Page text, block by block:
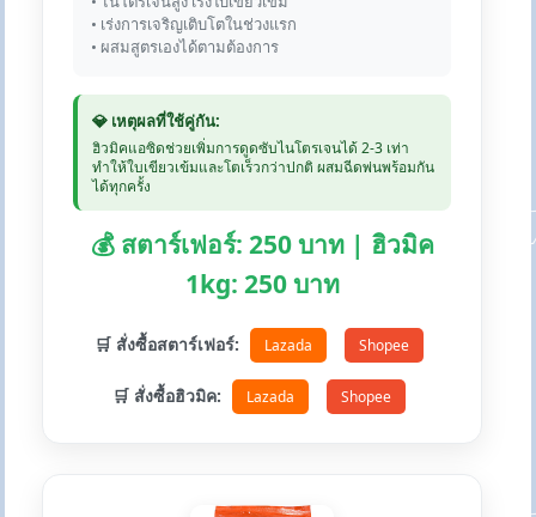
• เร่งการเจริญเติบโตในช่วงแรก
• ผสมสูตรเองได้ตามต้องการ
💎 เหตุผลที่ใช้คู่กัน:
ฮิวมิคแอซิดช่วยเพิ่มการดูดซับไนโตรเจนได้ 2-3 เท่า
ทำให้ใบเขียวเข้มและโตเร็วกว่าปกติ ผสมฉีดพ่นพร้อมกัน
ได้ทุกครั้ง
💰 สตาร์เฟอร์: 250 บาท | ฮิวมิค
1kg: 250 บาท
🛒 สั่งซื้อสตาร์เฟอร์: Lazada Shopee
🛒 สั่งซื้อฮิวมิค: Lazada Shopee